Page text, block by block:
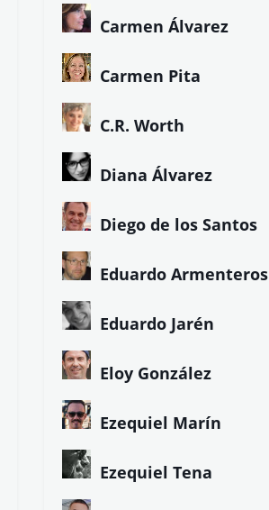
Carmen Álvarez
Carmen Pita
C.R. Worth
Diana Álvarez
Diego de los Santos
Eduardo Armenteros
Eduardo Jarén
Eloy González
Ezequiel Marín
Ezequiel Tena